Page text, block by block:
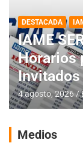
DESTACADA
IAME
Horarios
Invitados
4 agosto, 2026
Medios